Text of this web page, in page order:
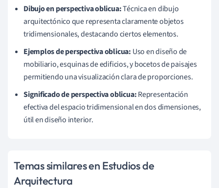
Dibujo en perspectiva oblicua:Técnica en dibujo
arquitectónico que representa claramente objetos
tridimensionales, destacando ciertos elementos.
Ejemplos de perspectiva oblicua: Uso en diseño de
mobiliario, esquinas de edificios, y bocetos de paisajes
permitiendo una visualización clara de proporciones.
Significado de perspectiva oblicua:Representación
efectiva del espacio tridimensional en dos dimensiones,
útil en diseño interior.
Temas similares en Estudios de
Arquitectura